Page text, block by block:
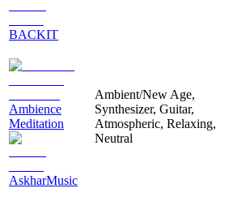
BACKIT
Ambience
Meditation
AskharMusic
Ambient/New Age,
Synthesizer, Guitar,
Atmospheric, Relaxing,
Neutral